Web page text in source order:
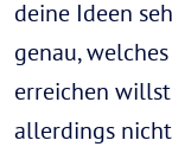
deine Ideen
genau,
erreichen
allerdings